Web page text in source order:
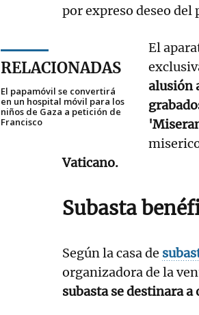
por expreso deseo
RELACIONADAS
El papamóvil se convertirá
en un hospital móvil para los
niños de Gaza a petición de
Francisco
El
alusión
Vaticano.
Subasta
Según la casa de
organizadora de la
subasta se destinara a